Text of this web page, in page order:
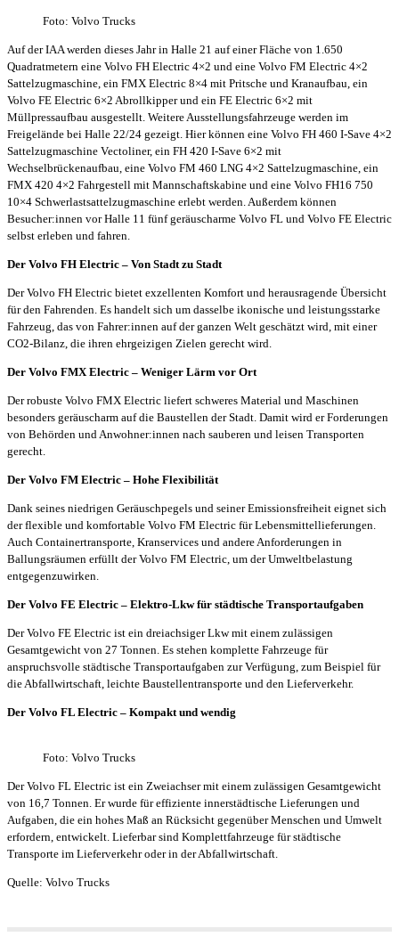
Foto: Volvo Trucks
Auf der IAA werden dieses Jahr in Halle 21 auf einer Fläche von 1.650
Quadratmetern eine Volvo FH Electric 4×2 und eine Volvo FM Electric 4×2
Sattelzugmaschine, ein FMX Electric 8×4 mit Pritsche und Kranaufbau, ein
Volvo FE Electric 6×2 Abrollkipper und ein FE Electric 6×2 mit
Müllpressaufbau ausgestellt. Weitere Ausstellungsfahrzeuge werden im
Freigelände bei Halle 22/24 gezeigt. Hier können eine Volvo FH 460 I-Save 4×2
Sattelzugmaschine Vectoliner, ein FH 420 I-Save 6×2 mit
Wechselbrückenaufbau, eine Volvo FM 460 LNG 4×2 Sattelzugmaschine, ein
FMX 420 4×2 Fahrgestell mit Mannschaftskabine und eine Volvo FH16 750
10×4 Schwerlastsattelzugmaschine erlebt werden. Außerdem können
Besucher:innen vor Halle 11 fünf geräuscharme Volvo FL und Volvo FE Electric
selbst erleben und fahren.
Der Volvo FH Electric – Von Stadt zu Stadt
Der Volvo FH Electric bietet exzellenten Komfort und herausragende Übersicht
für den Fahrenden. Es handelt sich um dasselbe ikonische und leistungsstarke
Fahrzeug, das von Fahrer:innen auf der ganzen Welt geschätzt wird, mit einer
CO2-Bilanz, die ihren ehrgeizigen Zielen gerecht wird.
Der Volvo FMX Electric – Weniger Lärm vor Ort
Der robuste Volvo FMX Electric liefert schweres Material und Maschinen
besonders geräuscharm auf die Baustellen der Stadt. Damit wird er Forderungen
von Behörden und Anwohner:innen nach sauberen und leisen Transporten
gerecht.
Der Volvo FM Electric – Hohe Flexibilität
Dank seines niedrigen Geräuschpegels und seiner Emissionsfreiheit eignet sich
der flexible und komfortable Volvo FM Electric für Lebensmittellieferungen.
Auch Containertransporte, Kranservices und andere Anforderungen in
Ballungsräumen erfüllt der Volvo FM Electric, um der Umweltbelastung
entgegenzuwirken.
Der Volvo FE Electric – Elektro-Lkw für städtische Transportaufgaben
Der Volvo FE Electric ist ein dreiachsiger Lkw mit einem zulässigen
Gesamtgewicht von 27 Tonnen. Es stehen komplette Fahrzeuge für
anspruchsvolle städtische Transportaufgaben zur Verfügung, zum Beispiel für
die Abfallwirtschaft, leichte Baustellentransporte und den Lieferverkehr.
Der Volvo FL Electric – Kompakt und wendig
Foto: Volvo Trucks
Der Volvo FL Electric ist ein Zweiachser mit einem zulässigen Gesamtgewicht
von 16,7 Tonnen. Er wurde für effiziente innerstädtische Lieferungen und
Aufgaben, die ein hohes Maß an Rücksicht gegenüber Menschen und Umwelt
erfordern, entwickelt. Lieferbar sind Komplettfahrzeuge für städtische
Transporte im Lieferverkehr oder in der Abfallwirtschaft.
Quelle: Volvo Trucks